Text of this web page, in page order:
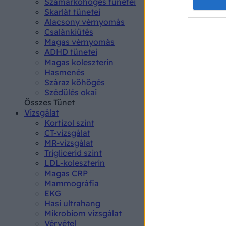
Skarlát tünetei
Alacsony vérnyomás
Csalánkiütés
Magas vérnyomás
ADHD tünetei
Magas koleszterin
Hasmenés
Száraz köhögés
Szédülés okai
Összes Tünet
Vizsgálat
Kortizol szint
CT-vizsgálat
MR-vizsgálat
Triglicerid szint
LDL-koleszterin
Magas CRP
Mammográfia
EKG
Hasi ultrahang
Mikrobiom vizsgálat
Vérvétel